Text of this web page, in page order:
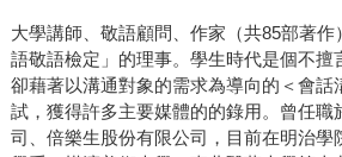
大學講師、敬語顧問、作家（共85部著作
語敬語檢定」的理事。學生時代是個不擅
卻藉著以溝通對象的需求為導向的＜會話
試，獲得許多主要媒體的的錄用。曾任職
司、倍樂生股份有限公司，目前在明治學